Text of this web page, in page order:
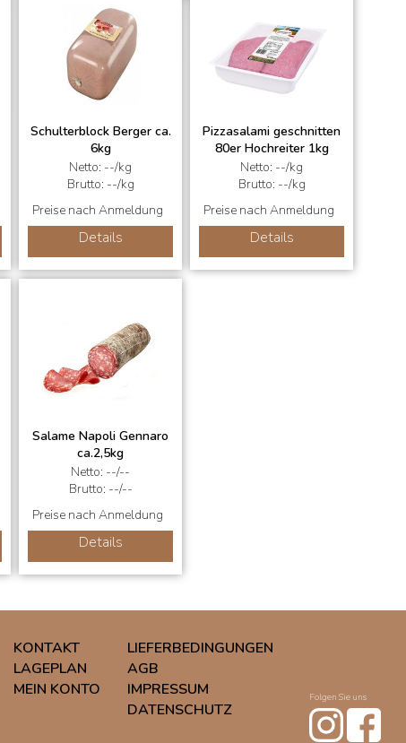
Schulterblock Berger ca.
6kg
Netto: --/kg
Brutto: --/kg
Preise nach Anmeldung
Details
Pizzasalami geschnitten
80er Hochreiter 1kg
Netto: --/kg
Brutto: --/kg
Preise nach Anmeldung
Details
Salame Napoli Gennaro
ca.2,5kg
Netto: --/--
Brutto: --/--
Preise nach Anmeldung
Details
Folgen Sie uns
KONTAKT
LAGEPLAN
MEIN KONTO
LIEFERBEDINGUNGEN
AGB
IMPRESSUM
DATENSCHUTZ